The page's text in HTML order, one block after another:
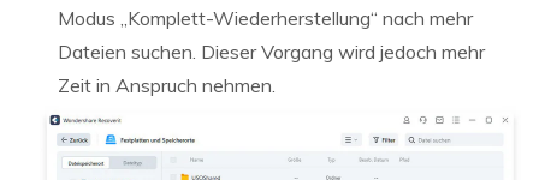
Modus „Komplett-Wiederherstellung“ nach mehr
Dateien suchen. Dieser Vorgang wird jedoch mehr
Zeit in Anspruch nehmen.